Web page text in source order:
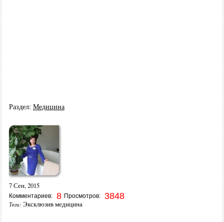
Раздел: Медицина
7 Сен, 2015
Комментариев: 8 Просмотров: 3848
Теги: Эксклюзив медицина